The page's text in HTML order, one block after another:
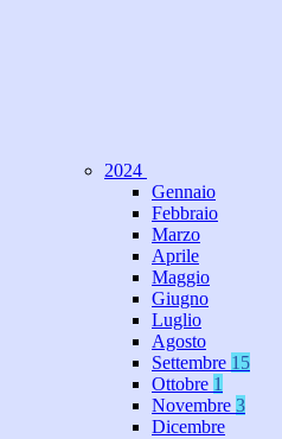
2024
Gennaio
Febbraio
Marzo
Aprile
Maggio
Giugno
Luglio
Agosto
Settembre 15
Ottobre 1
Novembre 3
Dicembre